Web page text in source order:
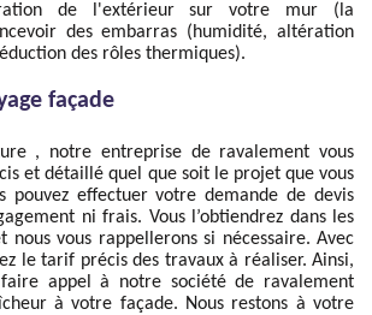
de l'extérieur sur votre mur (la
des embarras (humidité, altération
des rôles thermiques).
façade
, notre entreprise de ravalement vous
et détaillé quel que soit le projet que vous
pouvez effectuer votre demande de devis
ni frais. Vous l’obtiendrez dans les
nous vous rappellerons si nécessaire. Avec
le tarif précis des travaux à réaliser. Ainsi,
faire appel à notre société de ravalement
à votre façade. Nous restons à votre